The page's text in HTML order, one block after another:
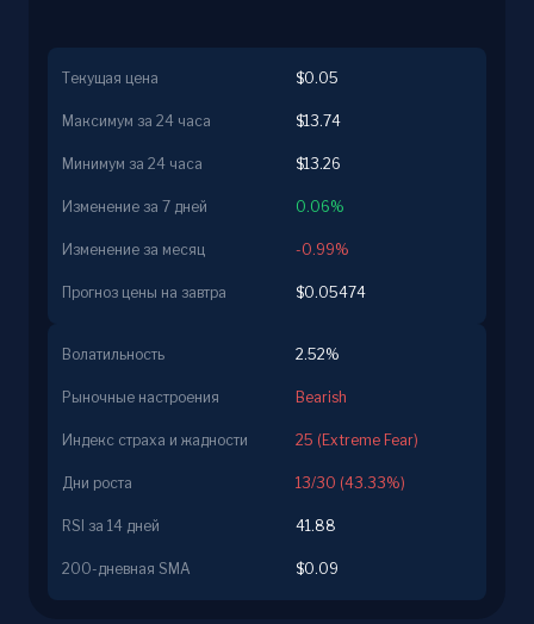
Текущая цена $0.05
Максимум за 24 часа $13.74
Минимум за 24 часа $13.26
Изменение за 7 дней 0.06%
Изменение за месяц -0.99%
Прогноз цены на завтра $0.05474
Волатильность 2.52%
Рыночные настроения Bearish
Индекс страха и жадности 25 (Extreme Fear)
Дни роста 13/30 (43.33%)
RSI за 14 дней 41.88
200-дневная SMA $0.09